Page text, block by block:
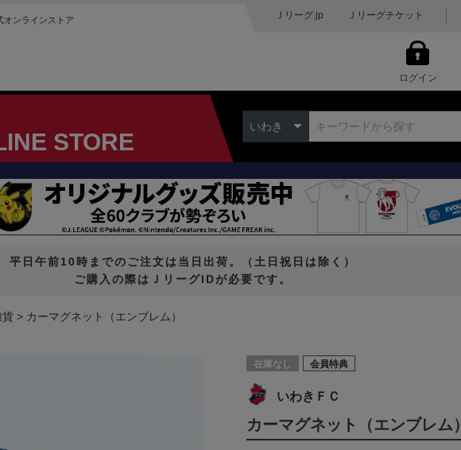
オンラインストア Ｊリーグ.jp Ｊリーグチケット
ログイン
STORE
いわき
平日午前10時までのご注文は当日出荷。（土日祝日は除く）
ご購入の際はＪリーグIDが必要です。
貨 カーマグネット（エンブレム）
在庫なし 会員特典
いわきＦＣ
カーマグネット（エンブレム）